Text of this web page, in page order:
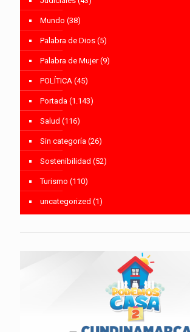
Mundo (38)
Palabra de Dios (5)
Palabra de Mujer(9)
POLÍTICA (45)
Portada (1.143)
Salud (116)
Sin categoría (26)
Sostenibilidad (52)
Turismo (110)
uncategorized (1)